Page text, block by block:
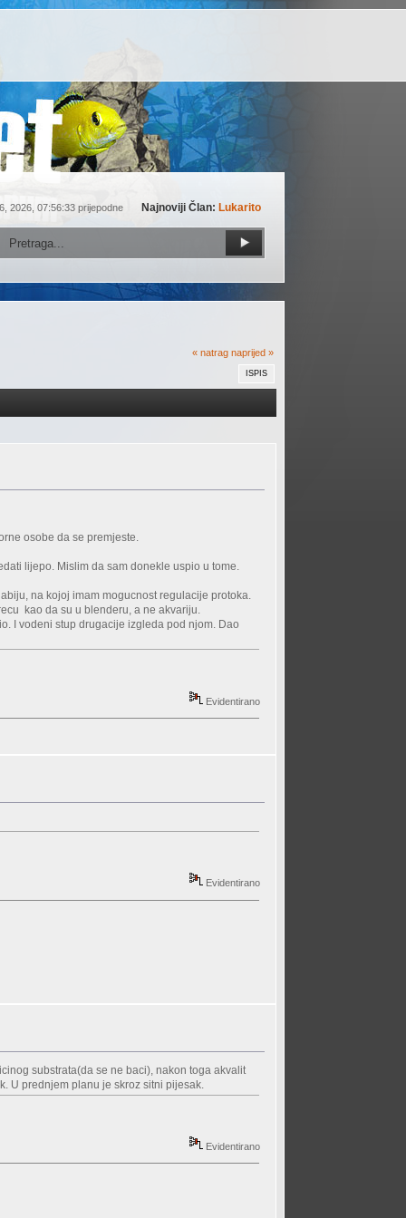
2026, 07:56:33 prijepodne Najnoviji Član: Lukarito
« natrag naprijed »
ISPIS
osobe da se premjeste.
lijepo. Mislim da sam donekle uspio u tome.
na kojoj imam mogucnost regulacije protoka.
kao da su u blenderu, a ne akvariju.
I vodeni stup drugacije izgleda pod njom. Dao
Evidentirano
Evidentirano
substrata(da se ne baci), nakon toga akvalit
U prednjem planu je skroz sitni pijesak.
Evidentirano